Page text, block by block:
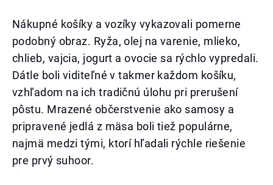
Nákupné košíky a vozíky vykazovali pomerne
podobný obraz. Ryža, olej na varenie, mlieko,
chlieb, vajcia, jogurt a ovocie sa rýchlo vypredali.
Dátle boli viditeľné v takmer každom košíku,
vzhľadom na ich tradičnú úlohu pri prerušení
pôstu. Mrazené občerstvenie ako samosy a
pripravené jedlá z mäsa boli tiež populárne,
najmä medzi tými, ktorí hľadali rýchle riešenie
pre prvý suhoor.